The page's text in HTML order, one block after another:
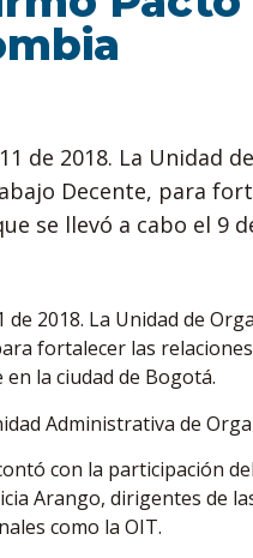
de 2018. La Unidad
Decente, para
se llevó a cabo el 9
de 2018. La Unidad de
fortalecer las
la ciudad de Bogotá.
Administrativa de
con la participación
Arango, dirigentes de
como la OIT.